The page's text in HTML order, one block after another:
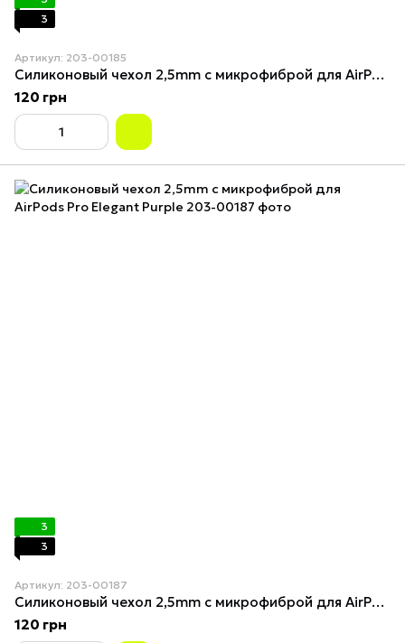
3
Артикул: 203-00185
Силиконовый чехол 2,5mm с микрофиброй для AirPods Pro Red
120 грн
3
3
Артикул: 203-00187
Силиконовый чехол 2,5mm с микрофиброй для AirPods Pro Elegant Purple
120 грн